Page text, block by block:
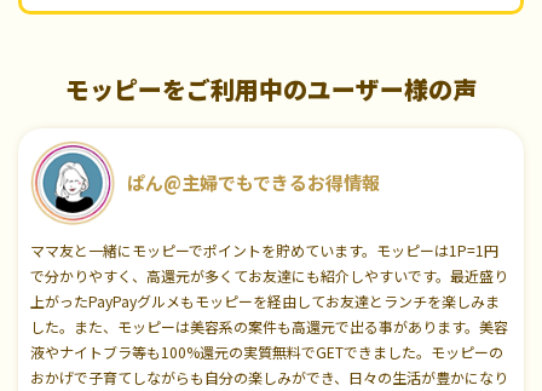
モッピーをご利用中のユーザー様の声
ぱん@主婦でもできるお得情報
ママ友と一緒にモッピーでポイントを貯めています。モッピーは1P=1円
で分かりやすく、高還元が多くてお友達にも紹介しやすいです。最近盛り
上がったPayPayグルメもモッピーを経由してお友達とランチを楽しみま
した。また、モッピーは美容系の案件も高還元で出る事があります。美容
液やナイトブラ等も100%還元の実質無料でGETできました。モッピーの
おかげで子育てしながらも自分の楽しみができ、日々の生活が豊かになり